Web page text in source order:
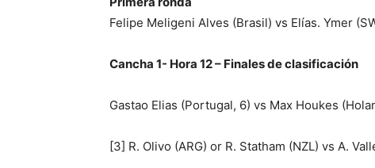
Felipe Meligeni Alves (Brasil) vs Elías. Ymer
Cancha 1- Hora 12 – Finales de clasificación
Gastao Elias (Portugal, 6) vs Max Houkes
[3] R. Olivo (ARG) or R. Statham (NZL) vs A.